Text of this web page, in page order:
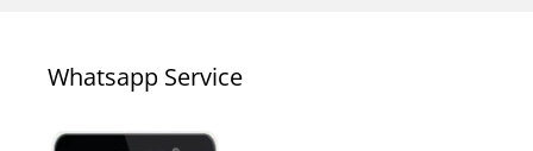
Whatsapp Service